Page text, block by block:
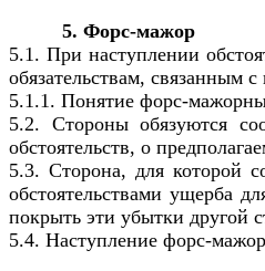
5. Форс-мажор
5.1. При наступлении
обязательствам, связанным
5.1.1. Понятие форс-
5.2. Стороны обязуются
обстоятельств, о
5.3. Сторона, для которой
обстоятельствами ущерба
покрыть эти убытки другой
5.4. Наступление форс-